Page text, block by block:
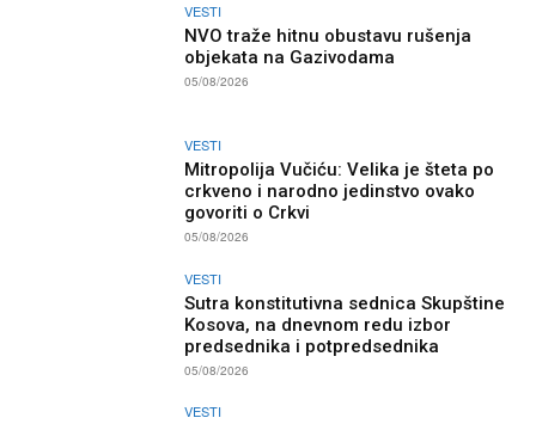
VESTI
NVO traže hitnu obustavu rušenja
objekata na Gazivodama
05/08/2026
VESTI
Mitropolija Vučiću: Velika je šteta po
crkveno i narodno jedinstvo ovako
govoriti o Crkvi
05/08/2026
VESTI
Sutra konstitutivna sednica Skupštine
Kosova, na dnevnom redu izbor
predsednika i potpredsednika
05/08/2026
VESTI